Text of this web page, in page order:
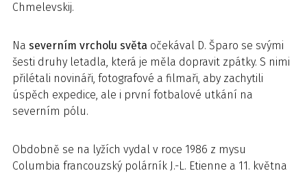
Chmelevskij.
Na severním vrcholu světa očekával D. Šparo se svými
šesti druhy letadla, která je měla dopravit zpátky. S nimi
přilétali novináři, fotografové a filmaři, aby zachytili
úspěch expedice, ale i první fotbalové utkání na
severním pólu.
Obdobně se na lyžích vydal v roce 1986 z mysu
Columbia francouzský polárník J.-L. Etienne a 11. května